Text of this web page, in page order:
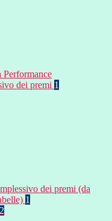
Performance
dei premi 1
dei premi (da
1
2